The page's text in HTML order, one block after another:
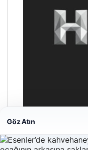
Prenses Night Club
Nisan 29, 2026
Göz Atın